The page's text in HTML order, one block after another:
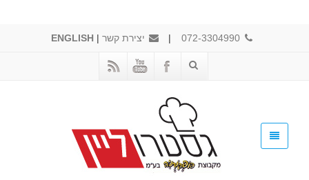
072-3304990
| יצירת קשר |
ENGLISH